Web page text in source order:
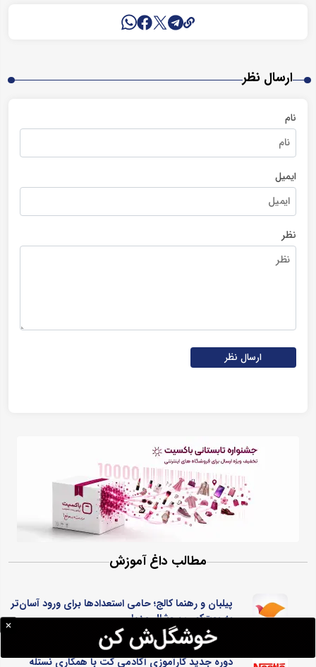
ارسال نظر
نام
ایمیل
نظر
ارسال نظر
مطالب داغ آموزش
پیلبان و رهنما کالج؛ حامی استعدادها برای ورود آسان‌تر
به بوت‌کمپ سوشال مدیا
دوره جدید کارآموزی آکادمی کُت با همکاری نستله